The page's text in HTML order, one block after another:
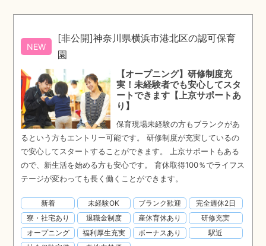
NEW
[非公開]神奈川県横浜市港北区の認可保育
園
【オープニング】研修制度充
実！未経験者でも安心してスタ
ートできます【上京サポートあ
り】
保育現場未経験の方もブランクがあ
るという方もエントリー可能です。 研修制度が充実しているの
で安心してスタートすることができます。 上京サポートもある
ので、新生活を始める方も安心です。 育休取得100％でライフス
テージが変わっても長く働くことができます。
新着 未経験OK ブランク歓迎
完全週休2日
寮・社宅あり
退職金制度 産休育休あり
研修充実
オープニング
福利厚生充実 ボーナスあり
駅近